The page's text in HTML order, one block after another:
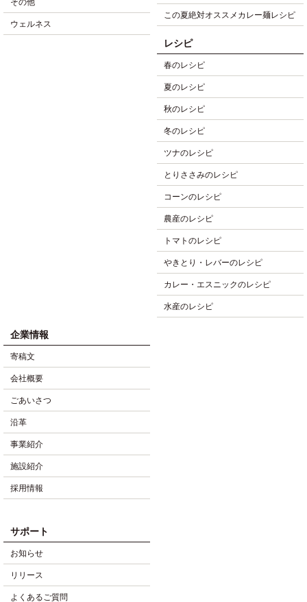
その他
ウェルネス
この夏絶対オススメカレー麺レシピ
レシピ
春のレシピ
夏のレシピ
秋のレシピ
冬のレシピ
ツナのレシピ
とりささみのレシピ
コーンのレシピ
農産のレシピ
トマトのレシピ
やきとり・レバーのレシピ
カレー・エスニックのレシピ
水産のレシピ
企業情報
寄稿文
会社概要
ごあいさつ
沿革
事業紹介
施設紹介
採用情報
サポート
お知らせ
リリース
よくあるご質問